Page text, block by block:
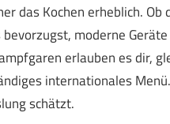
das Kochen erheblich.
moderne
erlauben es dir,
internationales
schätzt.